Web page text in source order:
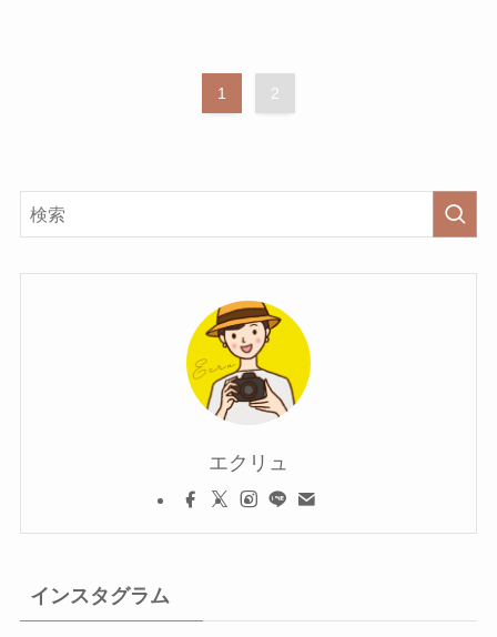
1 2
エクリュ
インスタグラム